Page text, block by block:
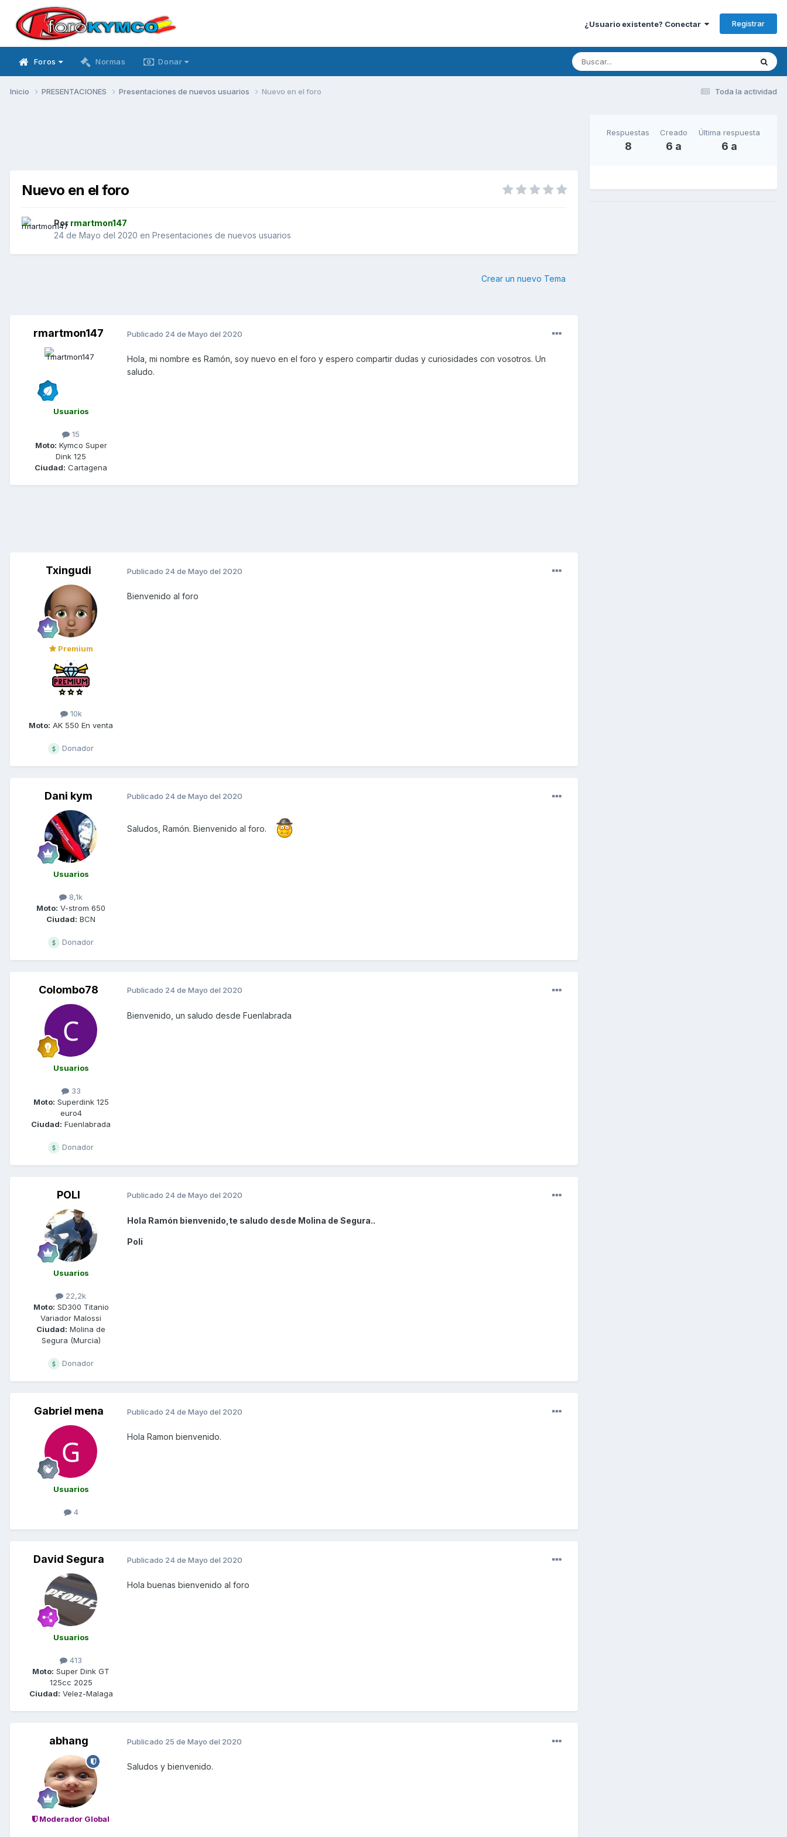
¿Usuario existente? Conectar Registrar
Foros Normas Donar
Toda la actividad
Inicio PRESENTACIONES Presentaciones de nuevos usuarios Nuevo en el foro
Nuevo en el foro
Por rmartmon147
24 de Mayo del 2020 en Presentaciones de nuevos usuarios
Crear un nuevo Tema
rmartmon147
Usuarios
15
Moto: Kymco Super
Dink 125
Ciudad: Cartagena
Publicado 24 de Mayo del 2020
Hola, mi nombre es Ramón, soy nuevo en el foro y espero compartir dudas y curiosidades con vosotros. Un
saludo.
Txingudi
Premium
10k
Moto: AK 550 En venta
Donador
Publicado 24 de Mayo del 2020
Bienvenido al foro
Dani kym
Usuarios
8,1k
Moto: V-strom 650
Ciudad: BCN
Donador
Publicado 24 de Mayo del 2020
Saludos, Ramón. Bienvenido al foro.
Colombo78
Usuarios
33
Moto: Superdink 125
euro4
Ciudad: Fuenlabrada
Donador
Publicado 24 de Mayo del 2020
Bienvenido, un saludo desde Fuenlabrada
POLI
Usuarios
22,2k
Moto: SD300 Titanio
Variador Malossi
Ciudad: Molina de
Segura (Murcia)
Donador
Publicado 24 de Mayo del 2020
Hola Ramón bienvenido,te saludo desde Molina de Segura..
Poli
Gabriel mena
Usuarios
4
Publicado 24 de Mayo del 2020
Hola Ramon bienvenido.
David Segura
Usuarios
413
Moto: Super Dink GT
125cc 2025
Ciudad: Velez-Malaga
Publicado 24 de Mayo del 2020
Hola buenas bienvenido al foro
abhang
Moderador Global
Publicado 25 de Mayo del 2020
Saludos y bienvenido.
Respuestas
8
Creado
6 a
Última respuesta
6 a